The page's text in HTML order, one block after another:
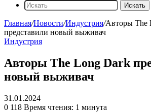
Искать
Главная/Новости/Индустрия/Авторы The
представили новый выживач
Индустрия
Авторы The Long Dark
новый выживач
31.01.2024
0 118 Время чтения: 1 минута